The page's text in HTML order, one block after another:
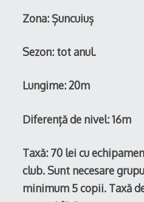
Zona: Șuncuiuș
Sezon: tot anul.
Lungime: 20m
Diferență de nivel: 16m
Taxă: 70 lei cu
club. Sunt necesare
minimum 5 copii. Taxă